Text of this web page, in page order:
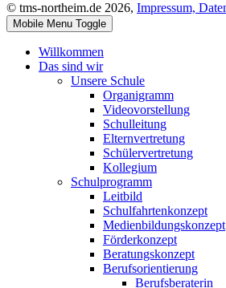
© tms-northeim.de 2026, Impressum,
Mobile Menu Toggle
Willkommen
Das sind wir
Unsere Schule
Organigramm
Videovorstellung
Schulleitung
Elternvertretung
Schülervertretung
Kollegium
Schulprogramm
Leitbild
Schulfahrtenkonzept
Medienbildungskonzept
Förderkonzept
Beratungskonzept
Berufsorientierung
Berufsberaterin